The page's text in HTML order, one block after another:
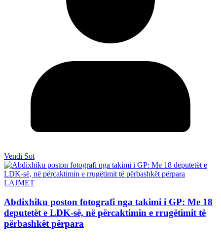
Vendi Sot
LAJMET
Abdixhiku poston fotografi nga takimi i GP: Me 18
deputetët e LDK-së, në përcaktimin e rrugëtimit të
përbashkët përpara